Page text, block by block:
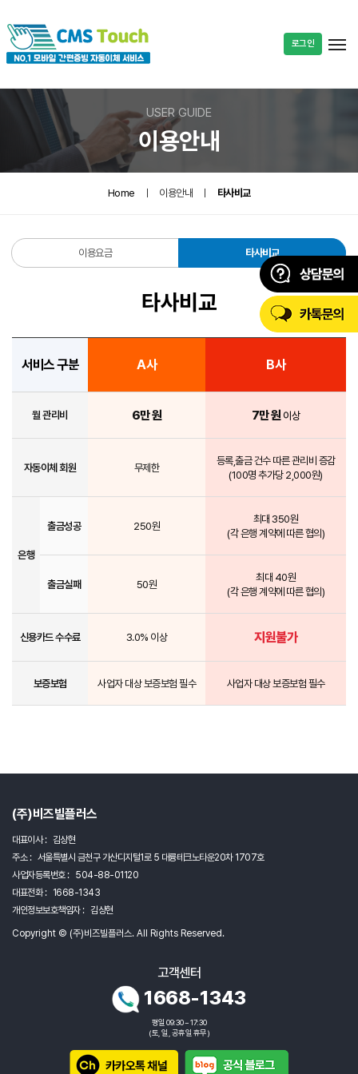
로그인
USER GUIDE
이용안내
Home 이용안내 타사비교
이용요금 타사비교
타사비교
서비스 구분 A사 B사
월 관리비 6만 원 7만 원이상
자동이체 회원 무제한
등록,출금 건수 따른 관리비 증감
(100명 추가당 2,000원)
은행
출금성공 250원
최대 350원
(각 은행 계약에 따른 협의)
출금실패 50원
최대 40원
(각 은행 계약에 따른 협의)
신용카드 수수료 3.0% 이상 지원불가
보증보험 사업자 대상 보증보험 필수 사업자 대상 보증보험 필수
(주)비즈빌플러스
대표이사 : 김상현
주소 : 서울특별시 금천구 가산디지털1로 5 대륭테크노타운20차 1707호
사업자등록번호 : 504-88-01120
대표전화 : 1668-1343
개인정보보호책임자 : 김상현
Copyright © (주)비즈빌플러스. All Rights Reserved.
고객센터
1668-1343
평일 09:30 ~ 17:30
(토, 일, 공휴일 휴무)